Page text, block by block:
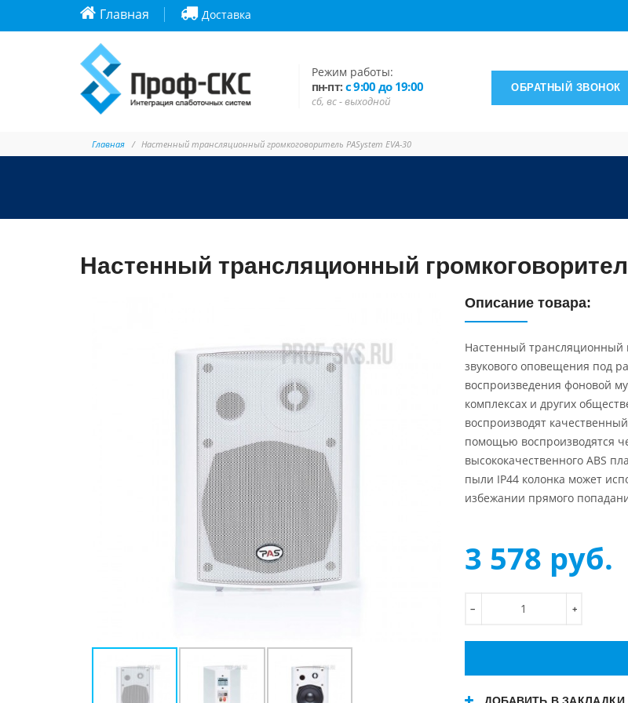
Главная Доставка
Режим работы:
пн-пт: с 9:00 до 19:00
сб, вс - выходной
ОБРАТНЫЙ ЗВОНОК
Главная Настенный трансляционный громкоговоритель PASystem EVA-30
Настенный трансляционный
Описание товара:
Настенный трансляционный
звукового оповещения под
воспроизведения фоновой
комплексах и других
воспроизводят
помощью воспроизводятся
высококачественного ABS
пыли IP44 колонка может
избежании прямого
3 578 руб.
− +